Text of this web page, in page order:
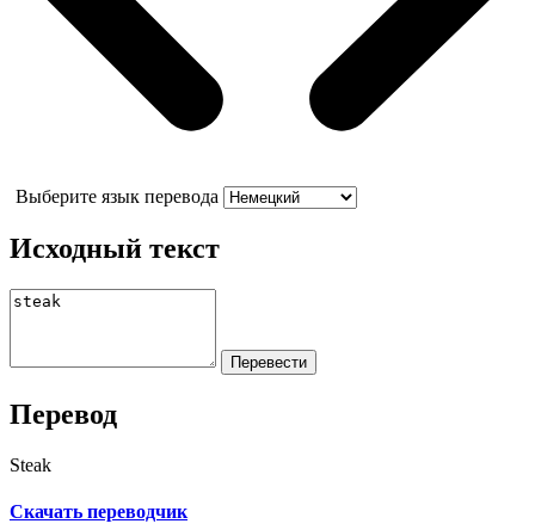
Выберите язык перевода
Исходный текст
Перевод
Steak
Скачать переводчик